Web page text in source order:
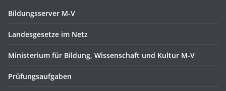
Bildungsserver M-V
Landesgesetze im Netz
Ministerium für Bildung, Wissenschaft und Kultur M-V
Prüfungsaufgaben